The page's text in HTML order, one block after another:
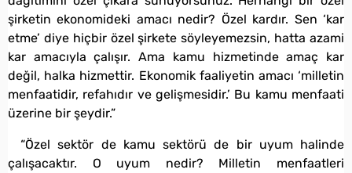
şirketin ekonomideki amacı nedir? Özel kardır. Sen ‘kar
etme’ diye hiçbir özel şirkete söyleyemezsin, hatta azami
kar amacıyla çalışır. Ama kamu hizmetinde amaç kar
değil, halka hizmettir. Ekonomik faaliyetin amacı ‘milletin
menfaatidir, refahıdır ve gelişmesidir.’ Bu kamu menfaati
üzerine bir şeydir.”
“Özel sektör de kamu sektörü de bir uyum halinde
çalışacaktır. O uyum nedir? Milletin menfaatleri